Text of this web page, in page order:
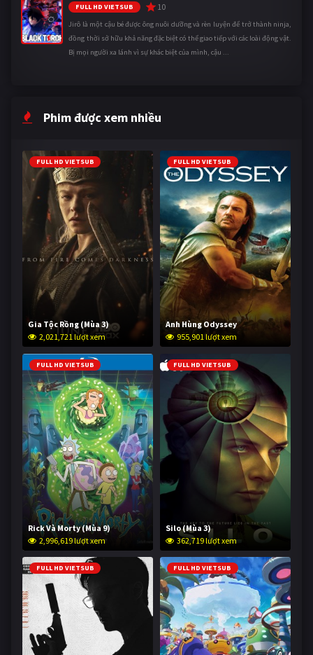
FULL HD VIETSUB 10
Jirô là một cậu bé được ông nuôi dưỡng và rèn luyện để trở thành ninja,
đồng thời sở hữu khả năng đặc biệt có thể giao tiếp với các loài động vật.
Bị mọi người xa lánh vì sự khác biệt của mình, cậu ...
Phim được xem nhiều
FULL HD VIETSUB
Gia Tộc Rồng (Mùa 3)
2,021,721 lượt xem
FULL HD VIETSUB
Anh Hùng Odyssey
955,901 lượt xem
FULL HD VIETSUB
Rick Và Morty (Mùa 9)
2,996,619 lượt xem
FULL HD VIETSUB
Silo (Mùa 3)
362,719 lượt xem
FULL HD VIETSUB FULL HD VIETSUB